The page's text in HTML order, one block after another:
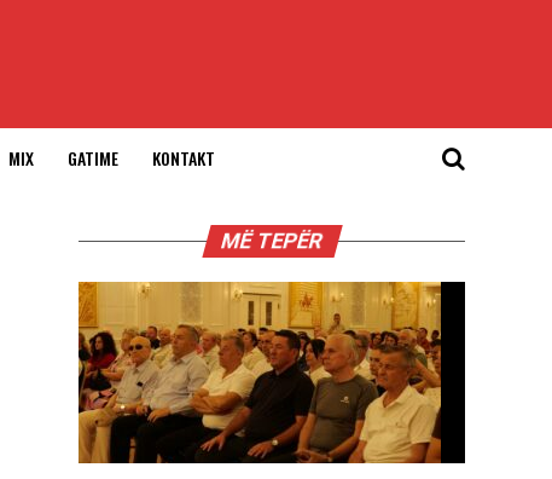
MIX GATIME KONTAKT
MË TEPËR